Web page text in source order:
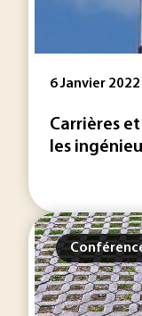
6 Janvier 2022
Carrières
les